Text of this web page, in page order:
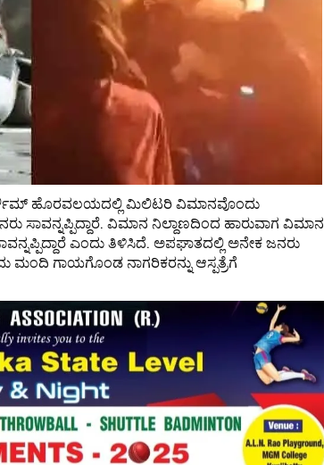
ಹೊರವಲಯದಲ್ಲಿ ಮಿಲಿಟರಿ ವಿಮಾನವೊಂದು
ವಿಮಾನ ನಿಲ್ದಾಣದಿಂದ ಹಾರುವಾಗ ವಿಮಾನ
ಎಂದು ತಿಳಿಸಿದೆ. ಅಪಘಾತದಲ್ಲಿ ಅನೇಕ ಜನರು
ಮಂದಿ ಗಾಯಗೊಂಡ ನಾಗರಿಕರನ್ನು ಆಸ್ಪತ್ರೆಗೆ